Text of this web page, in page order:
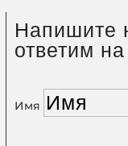
Напишите
ответим
Имя